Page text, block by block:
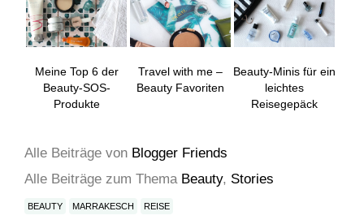
Meine Top 6 der
Beauty-SOS-
Produkte
Travel with me –
Beauty Favoriten
Beauty-Minis für ein
leichtes
Reisegepäck
Alle Beiträge von Blogger Friends
Alle Beiträge zum Thema Beauty, Stories
BEAUTY MARRAKESCH REISE